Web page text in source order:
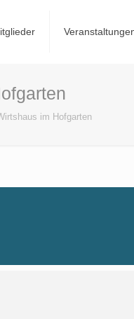
im Hofgarten